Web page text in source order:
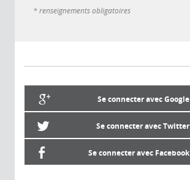
* renseignements obligatoires
Se connecter avec Google
Se connecter avec Twitter
Se connecter avec Facebook